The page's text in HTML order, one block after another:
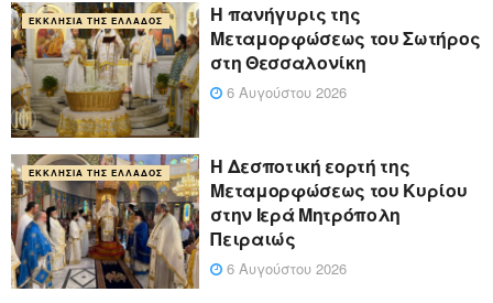
ΕΚΚΛΗΣΊΑ ΤΗΣ ΕΛΛΆΔΟΣ
Η πανήγυρις της
Μεταμορφώσεως του Σωτήρος
στη Θεσσαλονίκη
6 Αυγούστου 2026
ΕΚΚΛΗΣΊΑ ΤΗΣ ΕΛΛΆΔΟΣ
Η Δεσποτική εορτή της
Μεταμορφώσεως του Κυρίου
στην Ιερά Μητρόπολη
Πειραιώς
6 Αυγούστου 2026